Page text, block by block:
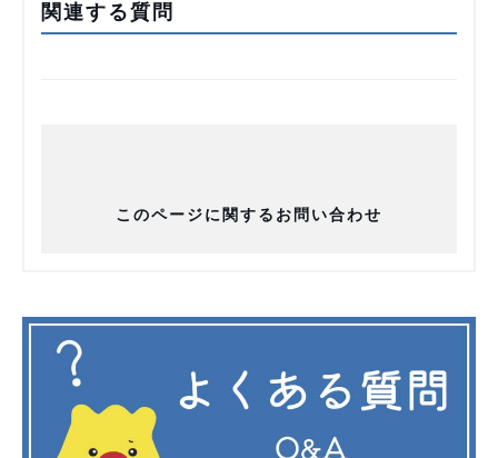
関連する質問
このページに関するお問い合わせ